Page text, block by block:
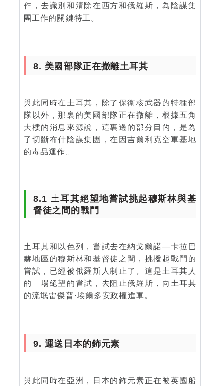
作，去識別和清除在西方和俄羅斯，為陰謀集
團工作的關鍵特工。
8. 美國部隊正在撤離土耳其
與此同時在土耳其，除了保衛核武器的特種部
隊以外，那裏的美國部隊正在撤離，根據五角
大樓的消息來源說，這裏邊的部分目的，是為
了切斷布什陰謀集團，在因吉爾利克空軍基地
的毒品運作。
8.1 土耳其絕望地嘗試挑起穆斯林與基
督徒之間的戰鬥
土耳其和以色列，嘗試去在納戈爾諾—卡拉巴
赫地區的穆斯林和基督徒之間，挑撥起戰鬥的
嘗試，已經被俄羅斯人制止了。這是土耳其人
的一場絕望的嘗試，去阻止俄羅斯，向土耳其
的流氓雷傑普·埃爾多安政權進軍。
9. 運送日本的鈽元素
與此同時在亞洲，日本的鈽元素正在被英國船